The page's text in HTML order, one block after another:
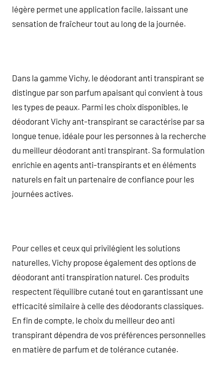
légère permet une application facile, laissant une
sensation de fraîcheur tout au long de la journée.
Dans la gamme Vichy, le déodorant anti transpirant se
distingue par son parfum apaisant qui convient à tous
les types de peaux. Parmi les choix disponibles, le
déodorant Vichy ant-transpirant se caractérise par sa
longue tenue, idéale pour les personnes à la recherche
du meilleur déodorant anti transpirant. Sa formulation
enrichie en agents anti-transpirants et en éléments
naturels en fait un partenaire de confiance pour les
journées actives.
Pour celles et ceux qui privilégient les solutions
naturelles, Vichy propose également des options de
déodorant anti transpiration naturel. Ces produits
respectent l’équilibre cutané tout en garantissant une
efficacité similaire à celle des déodorants classiques.
En fin de compte, le choix du meilleur deo anti
transpirant dépendra de vos préférences personnelles
en matière de parfum et de tolérance cutanée.